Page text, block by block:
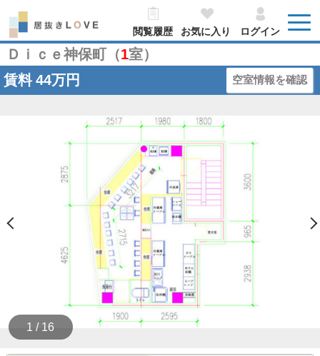
閲覧履歴 お気に入り ログイン
Ｄｉｃｅ神保町（1室）
賃料 44万円 空室情報を確認
1 / 16